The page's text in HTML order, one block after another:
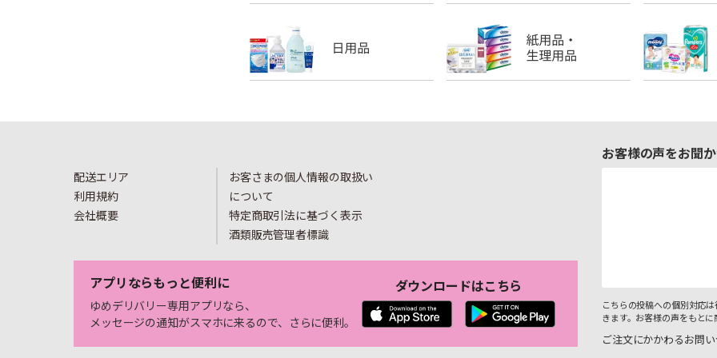
配送エリア
利用規約
会社概要
お客さまの個人情報の取扱い
について
特定商取引法に基づく表示
酒類販売管理者標識
アプリならもっと便利に
ゆめデリバリー専用アプリなら、
メッセージの通知がスマホに来るので、さらに便利。
ダウンロードはこちら
お客様の声をお聞
こちらの投稿への個別対応
きます。お客様の声をもと
ご注文にかかわるお問